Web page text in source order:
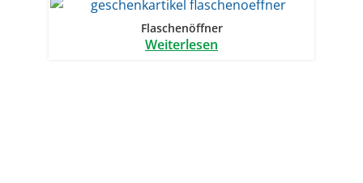
Flaschenöffner
Weiterlesen